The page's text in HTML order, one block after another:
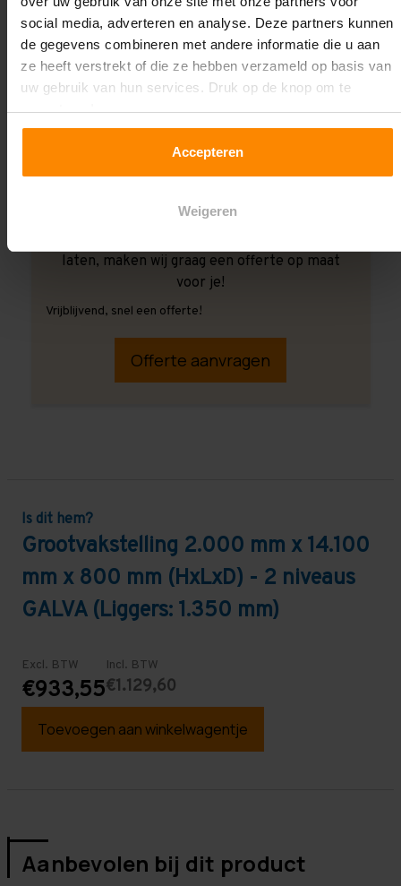
social media, adverteren en analyse. Deze partners kunnen
de gegevens combineren met andere informatie die u aan
ze heeft verstrekt of die ze hebben verzameld op basis van
uw gebruik van hun services. Druk op de knop om te
accepteren!
Accepteren
Weigeren
laten, maken wij graag een offerte op maat
voor je!
Vrijblijvend, snel een offerte!
Offerte aanvragen
Is dit hem?
Grootvakstelling 2.000 mm x 14.100
mm x 800 mm (HxLxD) - 2 niveaus
GALVA (Liggers: 1.350 mm)
Excl. BTW
€933,55
Incl. BTW
€1.129,60
Toevoegen aan winkelwagentje
Aanbevolen bij dit product